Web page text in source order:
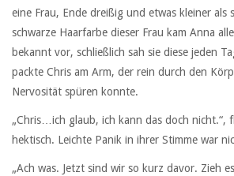
eine Frau, Ende dreißig und etwas kleiner als
schwarze Haarfarbe dieser Frau kam Anna
bekannt vor, schließlich sah sie diese jeden
packte Chris am Arm, der rein durch den
Nervosität spüren konnte.
„Chris…ich glaub, ich kann das doch nicht.“,
hektisch. Leichte Panik in ihrer Stimme war
„Ach was. Jetzt sind wir so kurz davor. Zieh